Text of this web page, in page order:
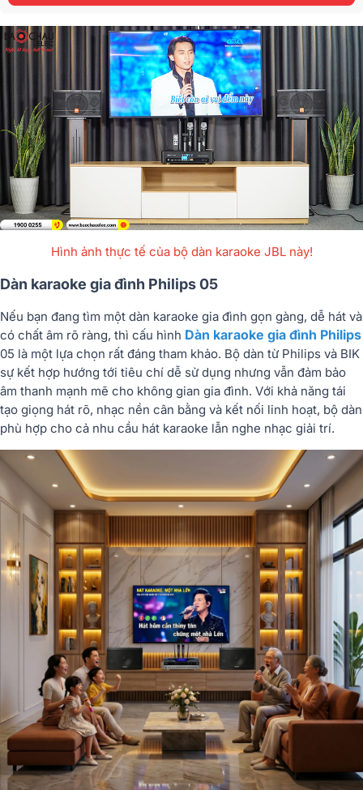
Hình ảnh thực tế của bộ dàn karaoke JBL này!
Dàn karaoke gia đình Philips 05
Nếu bạn đang tìm một dàn karaoke gia đình gọn gàng, dễ hát và
có chất âm rõ ràng, thì cấu hình Dàn karaoke gia đình Philips
05 là một lựa chọn rất đáng tham khảo. Bộ dàn từ Philips và BIK
sự kết hợp hướng tới tiêu chí dễ sử dụng nhưng vẫn đảm bảo
âm thanh mạnh mẽ cho không gian gia đình. Với khả năng tái
tạo giọng hát rõ, nhạc nền cân bằng và kết nối linh hoạt, bộ dàn
phù hợp cho cả nhu cầu hát karaoke lẫn nghe nhạc giải trí.